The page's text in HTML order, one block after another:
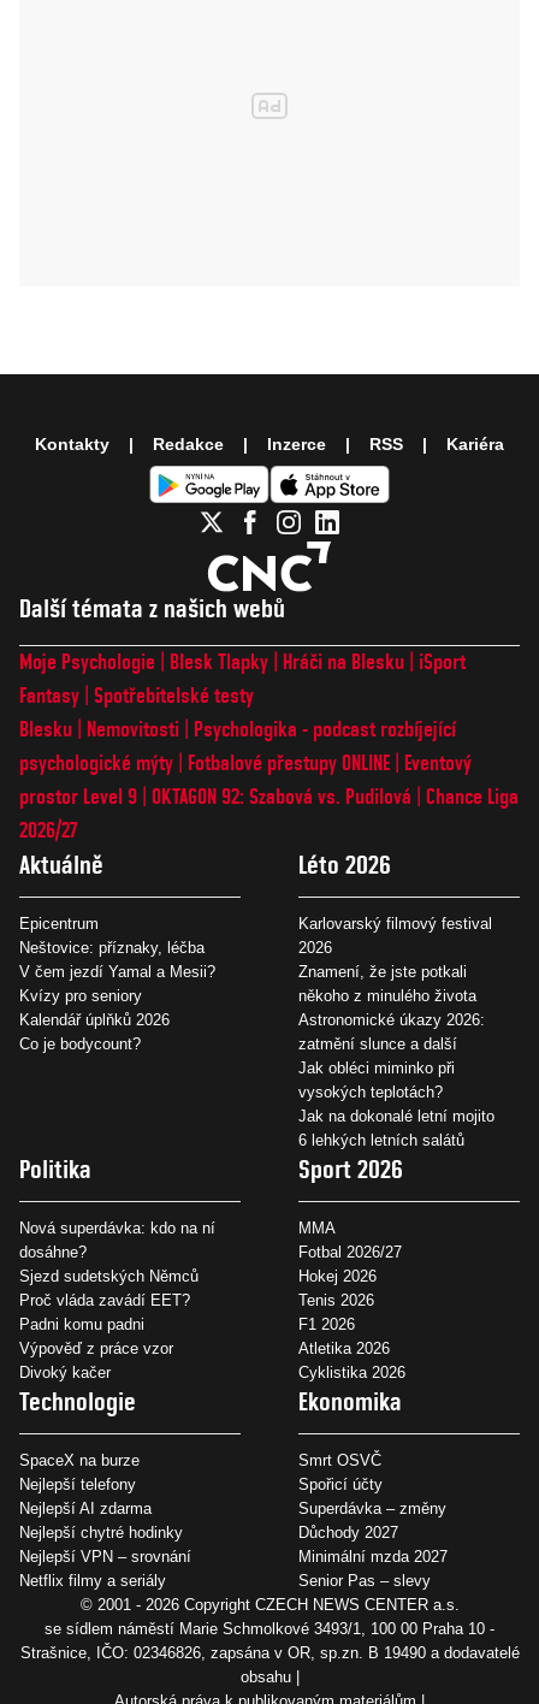
Další témata z našich webů
Moje Psychologie Blesk Tlapky Hráči na Blesku
iSport
Fantasy Spotřebitelské testy
Blesku
Nemovitosti
Psychologika - podcast rozbíjející
psychologické mýty
Fotbalové přestupy ONLINE
Eventový
prostor Level 9 OKTAGON 92: Szabová vs. Pudilová
Chance Liga
2026/27
Aktuálně
Epicentrum
Neštovice: příznaky, léčba
V čem jezdí Yamal a Mesii?
Kvízy pro seniory
Kalendář úplňků 2026
Co je bodycount?
Léto 2026
Karlovarský filmový festival
2026
Znamení, že jste potkali
někoho z minulého života
Astronomické úkazy 2026:
zatmění slunce a další
Jak obléci miminko při
vysokých teplotách?
Jak na dokonalé letní mojito
6 lehkých letních salátů
Politika
Nová superdávka: kdo na ní
dosáhne?
Sjezd sudetských Němců
Proč vláda zavádí EET?
Padni komu padni
Výpověď z práce vzor
Divoký kačer
Sport 2026
MMA
Fotbal 2026/27
Hokej 2026
Tenis 2026
F1 2026
Atletika 2026
Cyklistika 2026
Technologie
SpaceX na burze
Nejlepší telefony
Nejlepší AI zdarma
Nejlepší chytré hodinky
Nejlepší VPN – srovnání
Netflix filmy a seriály
Ekonomika
Smrt OSVČ
Spořicí účty
Superdávka – změny
Důchody 2027
Minimální mzda 2027
Senior Pas – slevy
Kontakty Redakce Inzerce RSS Kariéra
© 2001 - 2026 Copyright CZECH NEWS CENTER a.s.
se sídlem náměstí Marie Schmolkové 3493/1, 100 00 Praha 10 -
Strašnice, IČO: 02346826, zapsána v OR, sp.zn. B 19490 a dodavatelé
obsahu